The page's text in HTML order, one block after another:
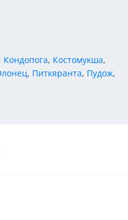
, Кондопога, Костомукша,
, Питкяранта, Пудож,